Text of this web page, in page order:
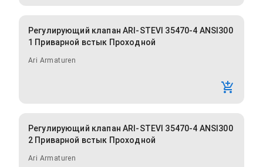
Регулирующий клапан ARI-STEVI 35470-4 ANSI300
1 Приварной встык Проходной
Ari Armaturen
Регулирующий клапан ARI-STEVI 35470-4 ANSI300
2 Приварной встык Проходной
Ari Armaturen